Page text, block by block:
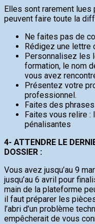
Elles sont rarement
peuvent faire toute la
Ne faites pas de
Rédigez une lettre
Personnalisez les
formation, le nom
vous avez
Présentez votre
professionnel.
Faites des
Faites vous relire :
pénalisantes
4- ATTENDRE LE
DOSSIER :
Vous avez jusqu’au 9
jusqu’au 6 avril pour
main de la plateforme
il faut préparer les
l’abri d’un problème
empêcherait de vous